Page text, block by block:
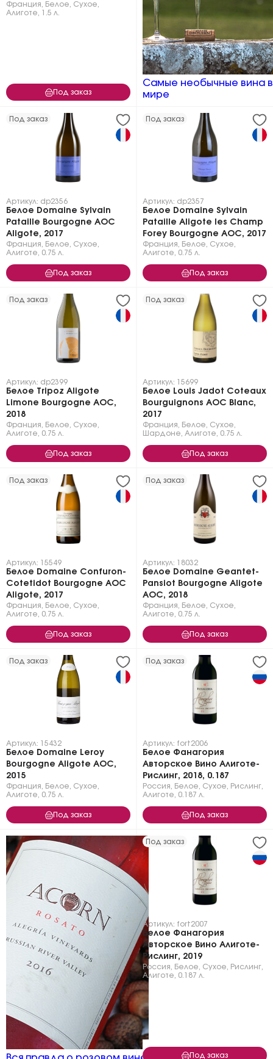
Франция Белое Сухое
Алиготе
1.5 л.
Под заказ
Самые необычные вина в
мире
Под заказ
Артикул: dp2356
Белое Domaine Sylvain
Pataille Bourgogne AOC
Aligote, 2017
Франция Белое Сухое
Алиготе
0.75 л.
Под заказ
Под заказ
Артикул: dp2357
Белое Domaine Sylvain
Pataille Aligote les Champ
Forey Bourgogne AOC, 2017
Франция Белое Сухое
Алиготе
0.75 л.
Под заказ
Под заказ
Артикул: dp2399
Белое Tripoz Aligote
Limone Bourgogne AOC,
2018
Франция Белое Сухое
Алиготе
0.75 л.
Под заказ
Под заказ
Артикул: 15699
Белое Louis Jadot Coteaux
Bourguignons AOC Blanc,
2017
Франция Белое Сухое
Шардоне
Алиготе 0.75 л.
Под заказ
Под заказ
Артикул: 15549
Белое Domaine Confuron-
Cotetidot Bourgogne AOC
Aligote, 2017
Франция Белое Сухое
Алиготе
0.75 л.
Под заказ
Под заказ
Артикул: 18032
Белое Domaine Geantet-
Pansiot Bourgogne Aligote
AOC, 2018
Франция Белое Сухое
Алиготе
0.75 л.
Под заказ
Под заказ
Артикул: 15432
Белое Domaine Leroy
Bourgogne Aligote AOC,
2015
Франция Белое Сухое
Алиготе
0.75 л.
Под заказ
Под заказ
Артикул: fort2006
Белое Фанагория
Авторское Вино Алиготе-
Рислинг, 2018, 0.187
Россия Белое Сухое Рислинг
Алиготе
0.187 л.
Под заказ
Под заказ
Артикул: fort2007
Белое Фанагория
Авторское Вино Алиготе-
Рислинг, 2019
Россия Белое Сухое Рислинг
Алиготе
0.187 л.
Под заказ